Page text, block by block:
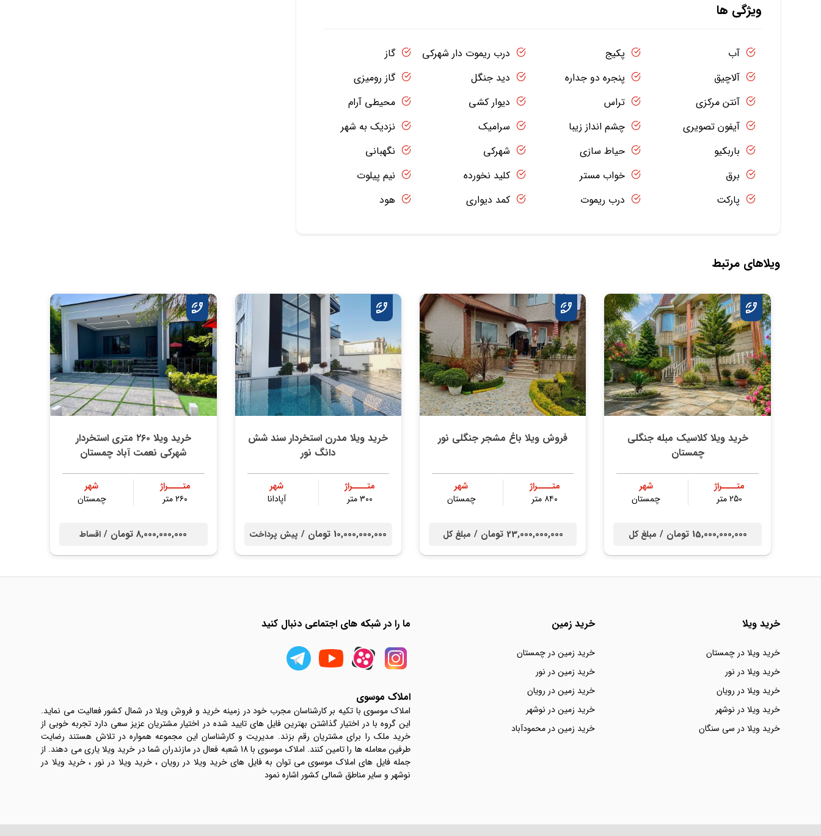
ویژگی ها
آب
آلاچیق
آنتن مرکزی
آیفون تصویری
باربکیو
برق
پارکت
پکیج
پنجره دو جداره
تراس
چشم انداز زیبا
حیاط سازی
خواب مستر
درب ریموت
درب ریموت دار شهرکی
دید جنگل
دیوار کشی
سرامیک
شهرکی
کلید نخورده
کمد دیواری
گاز
گاز رومیزی
محیطی آرام
نزدیک به شهر
نگهبانی
نیم پیلوت
هود
ویلاهای مرتبط
خرید ویلا کلاسیک مبله جنگلی
چمستان
متــــراژ
250 متر
شهر
چمستان
15,000,000,000 تومان / مبلغ کل
فروش ویلا باغ مشجر جنگلی نور
متــــراژ
۸۴۰ متر
شهر
چمستان
23,000,000,000 تومان / مبلغ کل
خرید ویلا مدرن استخردار سند شش
دانگ نور
متــــراژ
۳۰۰ متر
شهر
آپادانا
10,000,000,000 تومان / پیش پرداخت
خرید ویلا ۲۶۰ متری استخردار
شهرکی نعمت آباد چمستان
متــــراژ
۲۶۰ متر
شهر
چمستان
8,000,000,000 تومان / اقساط
خرید ویلا
خرید ویلا در چمستان
خرید ویلا در نور
خرید ویلا در رویان
خرید ویلا در نوشهر
خرید ویلا در سی سنگان
خرید زمین
خرید زمین در چمستان
خرید زمین در نور
خرید زمین در رویان
خرید زمین در نوشهر
خرید زمین در محمودآباد
ما را در شبکه های اجتماعی دنبال کنید
املاک موسوی
املاک موسوی با تکیه بر کارشناسان مجرب خود در زمینه خرید و فروش ویلا در شمال کشور فعالیت می نماید.
این گروه با در اختیار گذاشتن بهترین فایل های تایید شده در اختیار مشتریان عزیز سعی دارد تجربه خوبی از
خرید ملک را برای مشتریان رقم بزند. مدیریت و کارشناسان این مجموعه همواره در تلاش هستند رضایت
طرفین معامله ها را تامین کنند. املاک موسوی با 18 شعبه فعال در مازندران شما در خرید ویلا یاری می دهند. از
جمله فایل های املاک موسوی می توان به فایل های خرید ویلا در رویان ، خرید ویلا در نور ، خرید ویلا در
نوشهر و سایر مناطق شمالی کشور اشاره نمود